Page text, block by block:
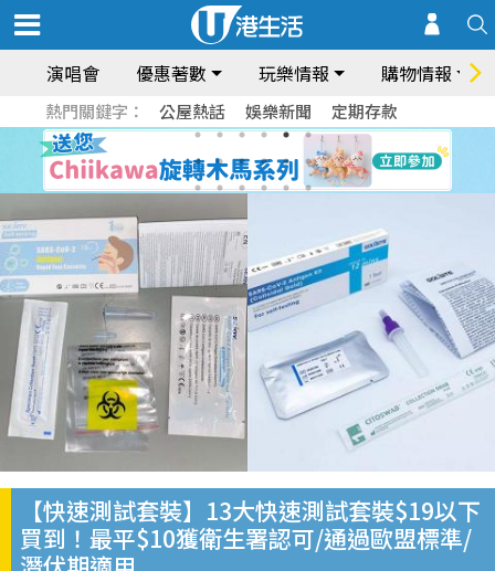
演唱會 優惠著數 玩樂情報 購物情報
熱門關鍵字： 公屋熱話 娛樂新聞 定期存款
【快速測試套裝】13大快速測試套裝$19以下
買到！最平$10獲衛生署認可/通過歐盟標準/